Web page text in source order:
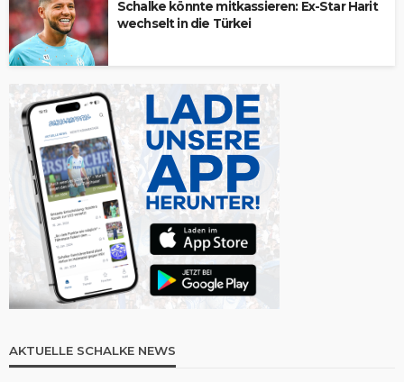
Schalke könnte mitkassieren: Ex-Star Harit
wechselt in die Türkei
AKTUELLE SCHALKE NEWS